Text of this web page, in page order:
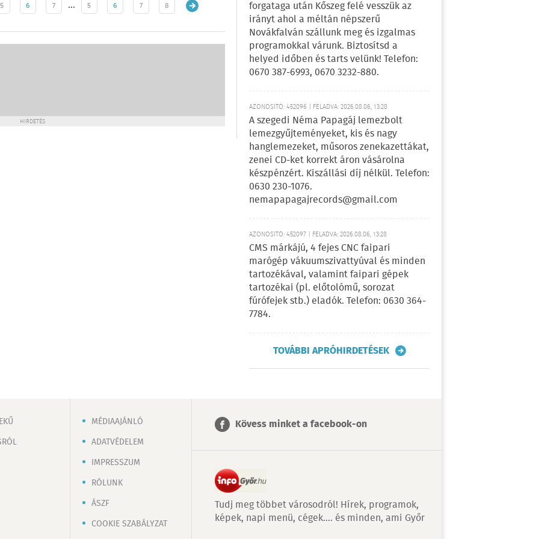
5 6 7 … 5 6 7 8
HIRDETÉS
forgataga után Kőszeg felé vesszük az
irányt ahol a méltán népszerű
Novákfalván szállunk meg és izgalmas
programokkal várunk. Biztosítsd a
helyed időben és tarts velünk! Telefon:
0670 387-6993, 0670 3232-880.
AZONOSÍTÓ: 452096 | FELADVA: 2026.08.06, 13:28
A szegedi Néma Papagáj lemezbolt
lemezgyűjteményeket, kis és nagy
hanglemezeket, műsoros zenekazettákat,
zenei CD-ket korrekt áron vásárolna
készpénzért. Kiszállási díj nélkül. Telefon:
0630 230-1076.
nemapapagajrecords@gmail.com
AZONOSÍTÓ: 452097 | FELADVA: 2026.08.06, 13:28
CMS márkájú, 4 fejes CNC faipari
marógép vákuumszivattyúval és minden
tartozékával, valamint faipari gépek
tartozékai (pl. előtolómű, sorozat
fúrófejek stb.) eladók. Telefon: 0630 364-
7784.
TOVÁBBI APRÓHIRDETÉSEK
MÉDIAAJÁNLÓ
ADATVÉDELEM
IMPRESSZUM
RÓLUNK
ÁSZF
COOKIE SZABÁLYZAT
Kövess minket a facebook-on
Tudj meg többet városodról! Hírek, programok,
képek, napi menü, cégek…. és minden, ami Győr